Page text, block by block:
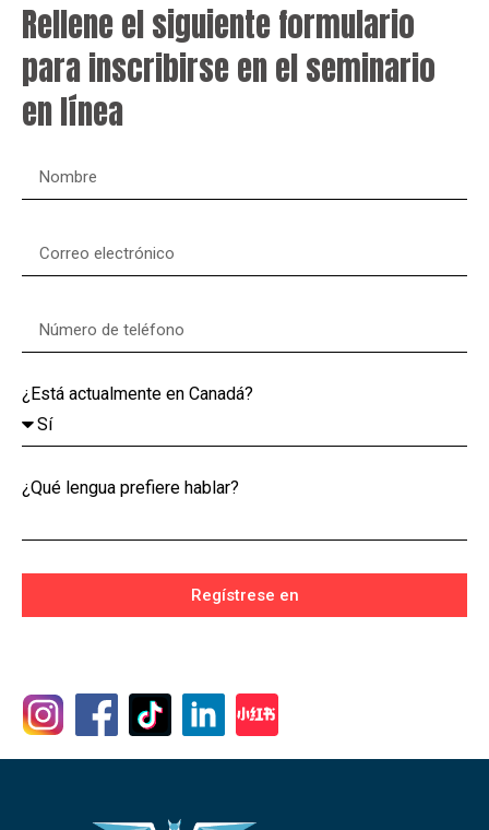
Rellene el siguiente formulario
para inscribirse en el seminario
en línea
¿Está actualmente en Canadá?
¿Qué lengua prefiere hablar?
Regístrese en